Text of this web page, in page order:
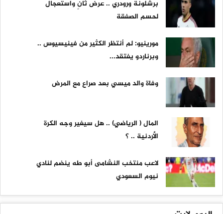
برشلونة ورودري .. عرض ثانٍ واستعجال
لحسم الصفقة
مورينيو: لم أنتظر الكثير من فينيسيوس ..
وبرناردو يفتقد...
وفاة والد ميسي بعد صراع مع المرض
المال ( الرياضي) .. هل سيغير وجه الكرة
الأردنية .. ؟
لاعب منتخب النشامى أبو طه ينضم لنادي
نيوم السعودي